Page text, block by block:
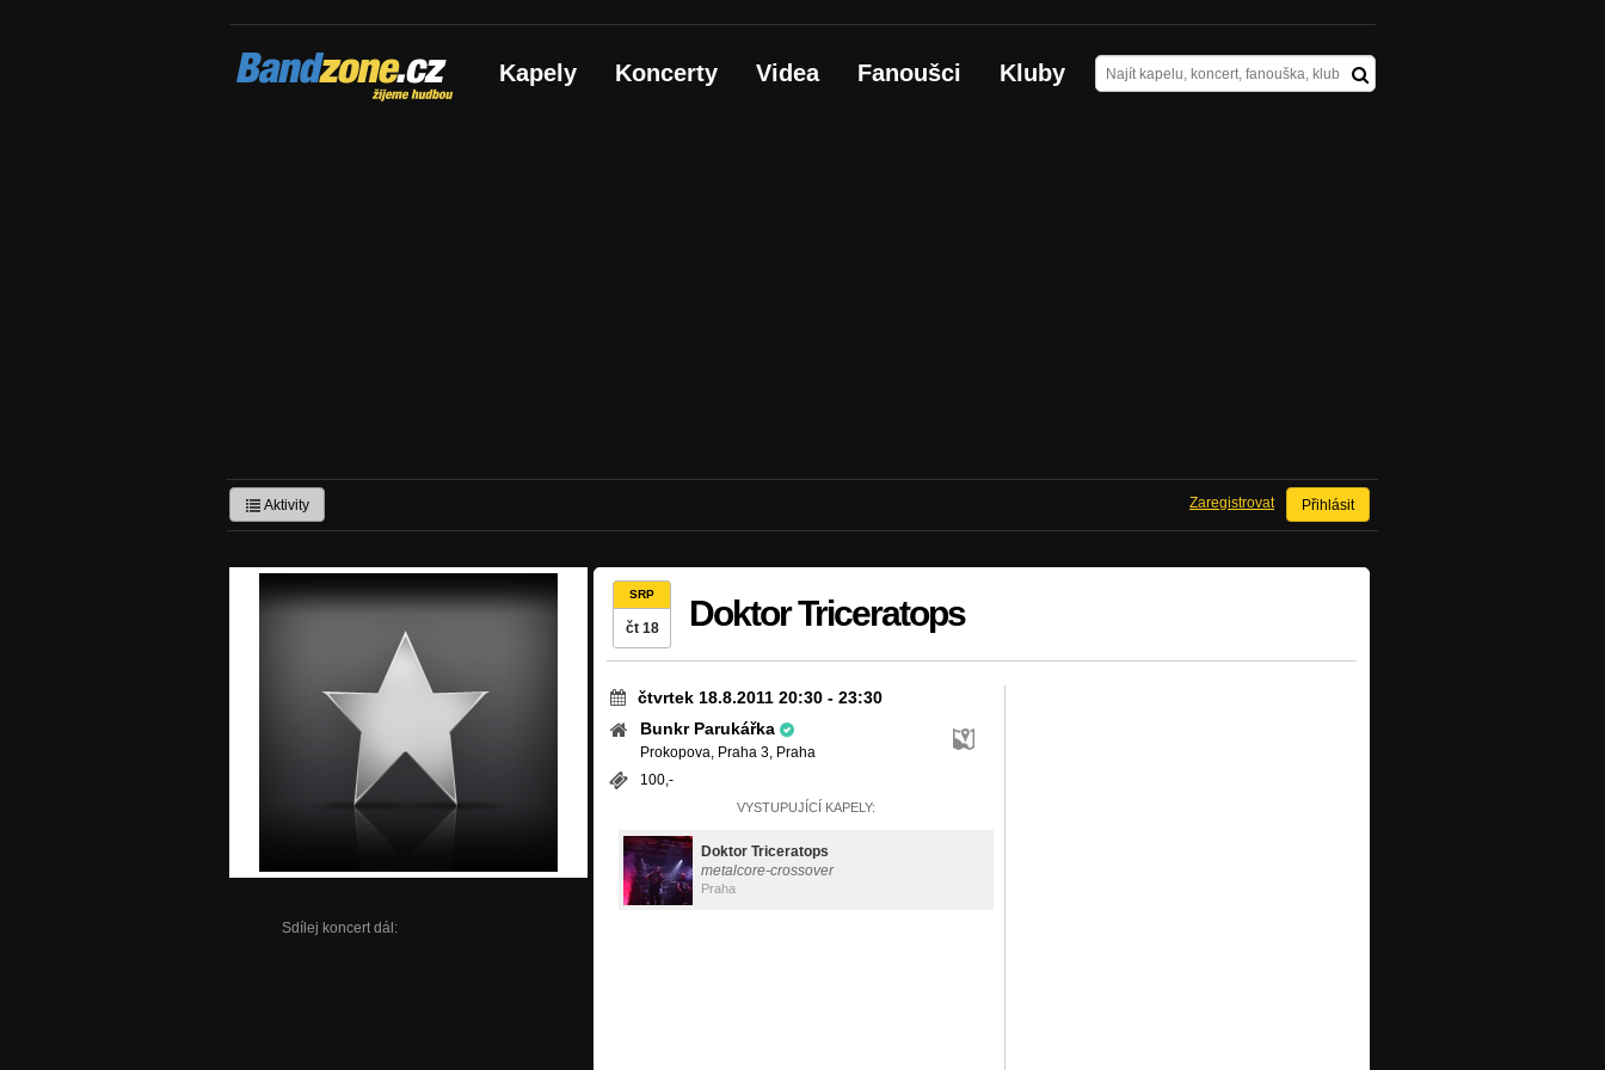
Bandzone.cz
žijeme hudbou Kapely Koncerty Videa Fanoušci Kluby
Aktivity Přihlásit
Zaregistrovat
Sdílej koncert dál:
SRP
čt 18 Doktor Triceratops
čtvrtek 18.8.2011 20:30 - 23:30
Bunkr Parukářka
Prokopova, Praha 3, Praha
100,-
VYSTUPUJÍCÍ KAPELY:
Doktor Triceratops
metalcore-crossover
Praha